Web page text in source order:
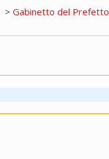
>Gabinetto del Prefetto